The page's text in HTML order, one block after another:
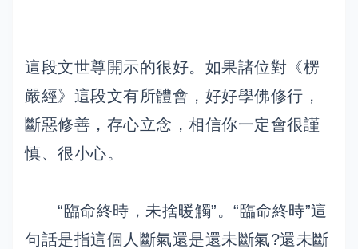
這段文世尊開示的很好。如果諸位對《楞
嚴經》這段文有所體會，好好學佛修行，
斷惡修善，存心立念，相信你一定會很謹
慎、很小心。
“臨命終時，未捨暖觸”。“臨命終時”這
句話是指這個人斷氣還是還未斷氣?還未斷